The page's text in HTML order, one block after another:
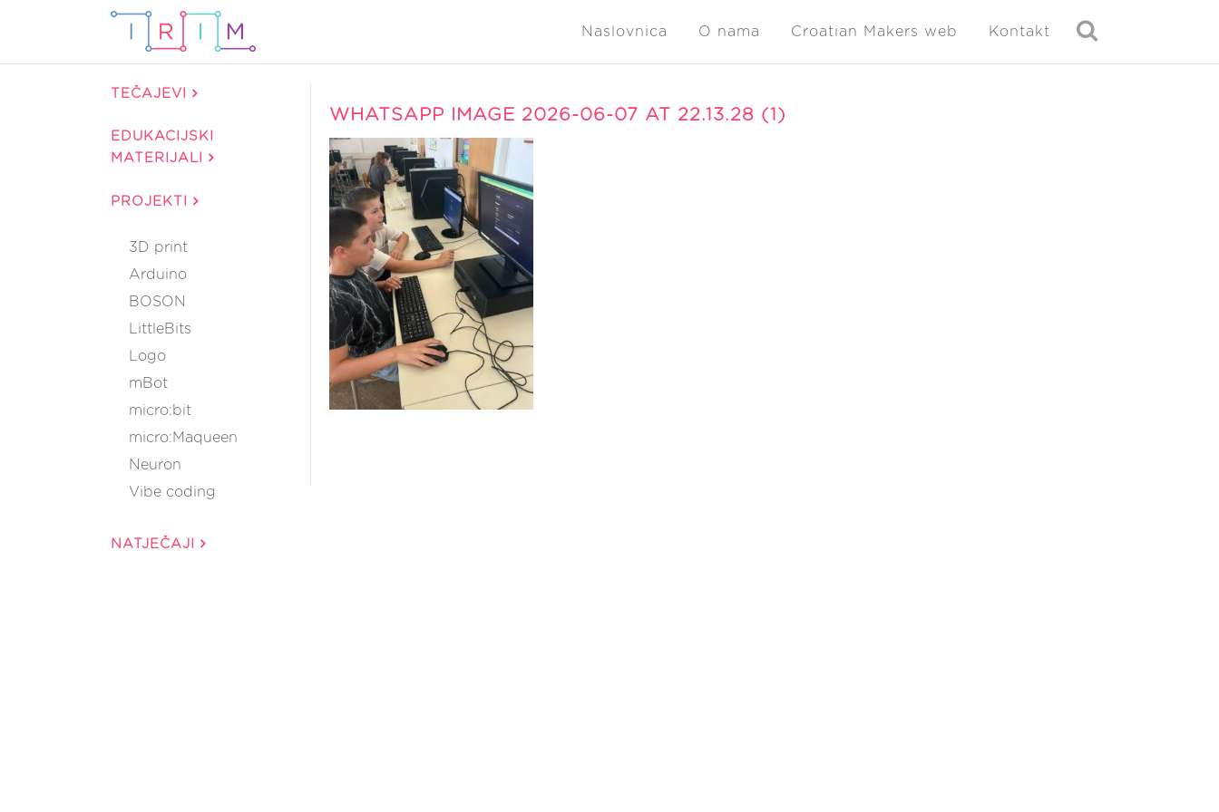
Naslovnica O nama Croatian Makers web Kontakt
TEČAJEVI
EDUKACIJSKI
MATERIJALI
PROJEKTI
3D print
Arduino
BOSON
LittleBits
Logo
mBot
micro:bit
micro:Maqueen
Neuron
Vibe coding
NATJEČAJI
WHATSAPP IMAGE 2026-06-07 AT 22.13.28 (1)